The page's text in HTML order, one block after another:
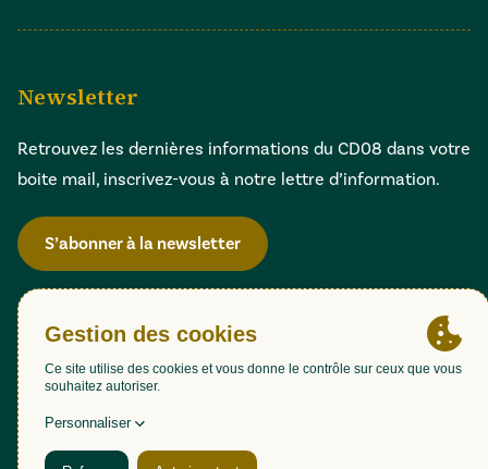
Newsletter
Retrouvez les dernières informations du CD08 dans votre
boite mail, inscrivez-vous à notre lettre d’information.
S’abonner à la newsletter
Gestion des cookies
Accessibilité : partiellement conforme (98,51%)
Mentions légales
Politique de confidentialité
Plan du site